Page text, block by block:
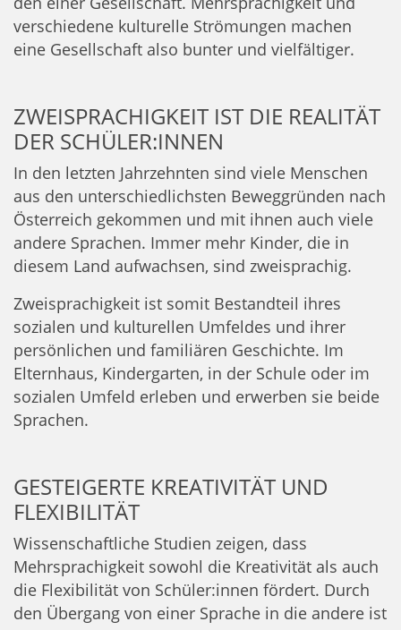
verschiedene kulturelle Strömungen machen
eine Gesellschaft also bunter und vielfältiger.
ZWEISPRACHIGKEIT IST DIE REALITÄT
DER SCHÜLER:INNEN
In den letzten Jahrzehnten sind viele Menschen
aus den unterschiedlichsten Beweggründen nach
Österreich gekommen und mit ihnen auch viele
andere Sprachen. Immer mehr Kinder, die in
diesem Land aufwachsen, sind zweisprachig.
Zweisprachigkeit ist somit Bestandteil ihres
sozialen und kulturellen Umfeldes und ihrer
persönlichen und familiären Geschichte. Im
Elternhaus, Kindergarten, in der Schule oder im
sozialen Umfeld erleben und erwerben sie beide
Sprachen.
GESTEIGERTE KREATIVITÄT UND
FLEXIBILITÄT
Wissenschaftliche Studien zeigen, dass
Mehrsprachigkeit sowohl die Kreativität als auch
die Flexibilität von Schüler:innen fördert. Durch
den Übergang von einer Sprache in die andere ist